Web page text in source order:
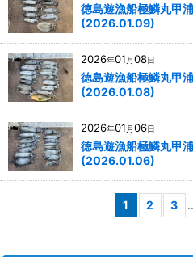
徳島遊漁船極鱗丸甲
(2026.01.09)
2026年01 月08日
徳島遊漁船極鱗丸甲
(2026.01.08)
2026年01 月06日
徳島遊漁船極鱗丸甲
(2026.01.06)
1 2 3